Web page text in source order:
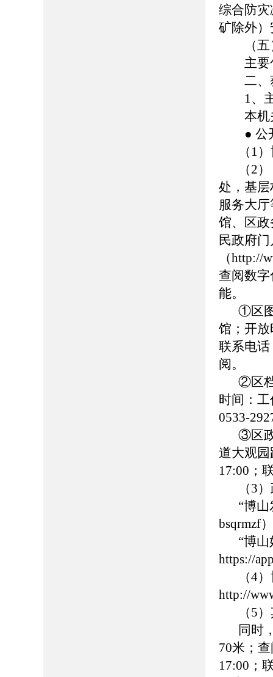
综合防
矿除外
（五
主要包
二、
1、主
本机关
● 公
（1
（2
处，基
服务大
馆、区
民政府
（http://
查阅数
能。
①区
馆；开
联系电话
阅。
②区
时间：
0533-
③区
道大观
17:00；
（3
“博
bsqrmzf
“博
https://
（4
http://
（5
同时
70米；
17:00；